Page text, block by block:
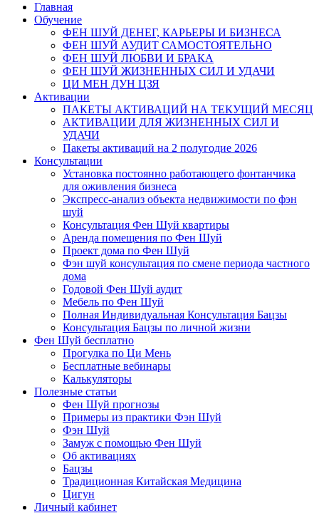
Главная
Обучение
ФЕН ШУЙ ДЕНЕГ, КАРЬЕРЫ И БИЗНЕСА
ФЕН ШУЙ АУДИТ САМОСТОЯТЕЛЬНО
ФЕН ШУЙ ЛЮБВИ И БРАКА
ФЕН ШУЙ ЖИЗНЕННЫХ СИЛ И УДАЧИ
ЦИ МЕН ДУН ЦЗЯ
Активации
ПАКЕТЫ АКТИВАЦИЙ НА ТЕКУЩИЙ МЕСЯЦ
АКТИВАЦИИ ДЛЯ ЖИЗНЕННЫХ СИЛ И
УДАЧИ
Пакеты активаций на 2 полугодие 2026
Консультации
Установка постоянно работающего фонтанчика
для оживления бизнеса
Экспресс-анализ объекта недвижимости по фэн
шуй
Консультация Фен Шуй квартиры
Аренда помещения по Фен Шуй
Проект дома по Фен Шуй
Фэн шуй консультация по смене периода частного
дома
Годовой Фен Шуй аудит
Мебель по Фен Шуй
Полная Индивидуальная Консультация Бацзы
Консультация Бацзы по личной жизни
Фен Шуй бесплатно
Прогулка по Ци Мень
Бесплатные вебинары
Калькуляторы
Полезные статьи
Фен Шуй прогнозы
Примеры из практики Фэн Шуй
Фэн Шуй
Замуж с помощью Фен Шуй
Об активациях
Бацзы
Традиционная Китайская Медицина
Цигун
Личный кабинет